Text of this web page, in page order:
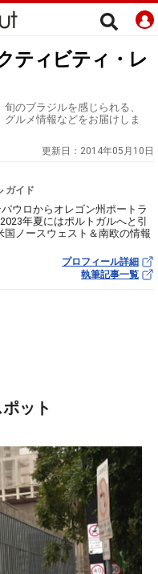
ティビティ・レ
のブラジルを感じられる、
ルメ情報などをお届けしま
更新日： 2014年05月10日
ガイド
ウロからオレゴン州ポートラ
年夏にはポルトガルへと引
ノースウェスト＆南欧の情報
プロフィール詳細
執筆記事一覧
ット